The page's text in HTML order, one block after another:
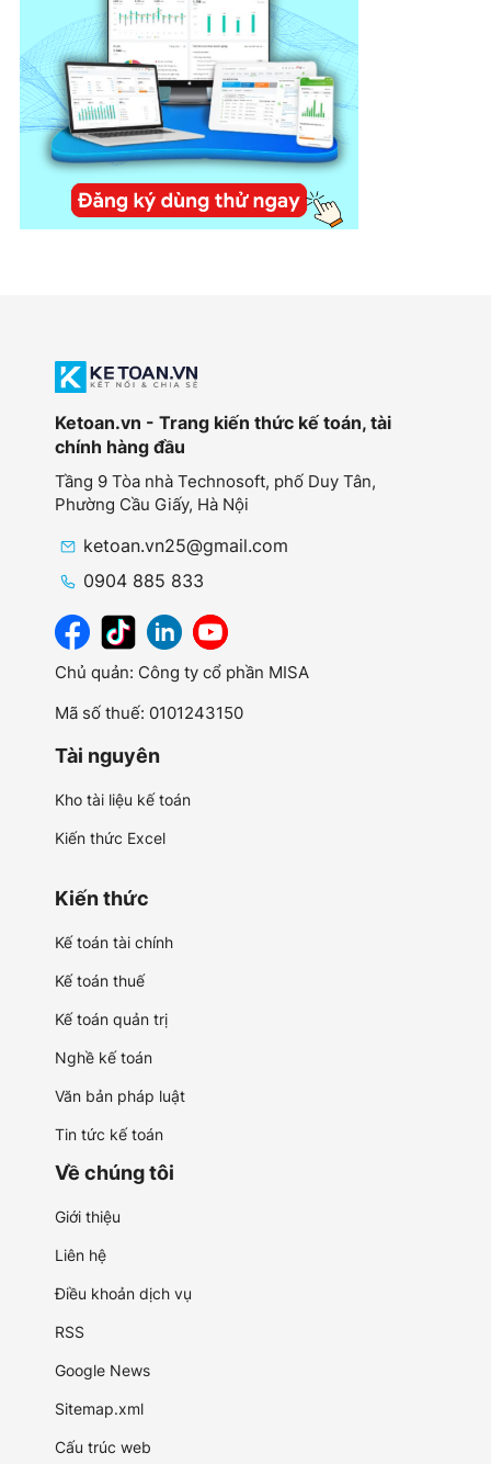
Ketoan.vn - Trang kiến thức kế toán, tài
chính hàng đầu
Tầng 9 Tòa nhà Technosoft, phố Duy Tân,
Phường Cầu Giấy, Hà Nội
ketoan.vn25@gmail.com
0904 885 833
Chủ quản: Công ty cổ phần MISA
Mã số thuế: 0101243150
Tài nguyên
Kho tài liệu kế toán
Kiến thức Excel
Kiến thức
Kế toán tài chính
Kế toán thuế
Kế toán quản trị
Nghề kế toán
Văn bản pháp luật
Tin tức kế toán
Về chúng tôi
Giới thiệu
Liên hệ
Điều khoản dịch vụ
RSS
Google News
Sitemap.xml
Cấu trúc web